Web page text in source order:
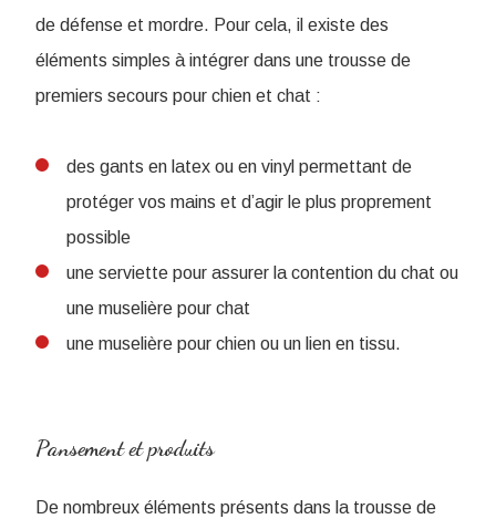
de défense et mordre. Pour cela, il existe des
éléments simples à intégrer dans une trousse de
premiers secours pour chien et chat :
des gants en latex ou en vinyl permettant de
protéger vos mains et d’agir le plus proprement
possible
une serviette pour assurer la contention du chat ou
une muselière pour chat
une muselière pour chien ou un lien en tissu.
Pansement et produits
De nombreux éléments présents dans la trousse de